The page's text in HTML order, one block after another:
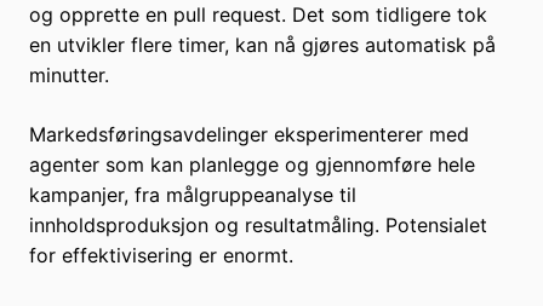
og opprette en pull request. Det som tidligere tok
en utvikler flere timer, kan nå gjøres automatisk på
minutter.
Markedsføringsavdelinger eksperimenterer med
agenter som kan planlegge og gjennomføre hele
kampanjer, fra målgruppeanalyse til
innholdsproduksjon og resultatmåling. Potensialet
for effektivisering er enormt.